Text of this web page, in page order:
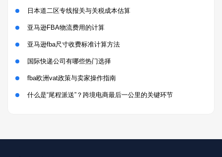
日本道二区专线报关与关税成本估算
亚马逊FBA物流费用的计算
亚马逊fba尺寸收费标准计算方法
国际快递公司有哪些热门选择
fba欧洲vat政策与卖家操作指南
什么是“尾程派送”？跨境电商最后一公里的关键环节